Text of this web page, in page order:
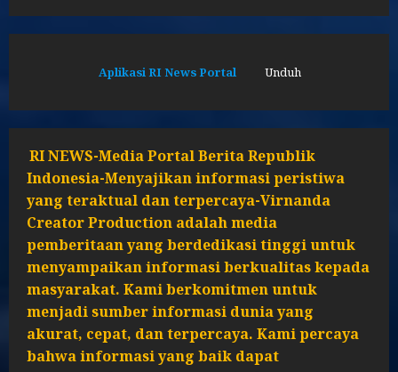
Aplikasi RI News Portal Unduh
RI NEWS-Media Portal Berita Republik
Indonesia-Menyajikan informasi peristiwa
yang teraktual dan terpercaya-Virnanda
Creator Production adalah media
pemberitaan yang berdedikasi tinggi untuk
menyampaikan informasi berkualitas kepada
masyarakat. Kami berkomitmen untuk
menjadi sumber informasi dunia yang
akurat, cepat, dan terpercaya. Kami percaya
bahwa informasi yang baik dapat